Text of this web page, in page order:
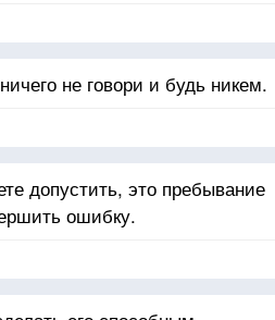
не говори и будь никем.
допустить, это пребывание
ошибку.